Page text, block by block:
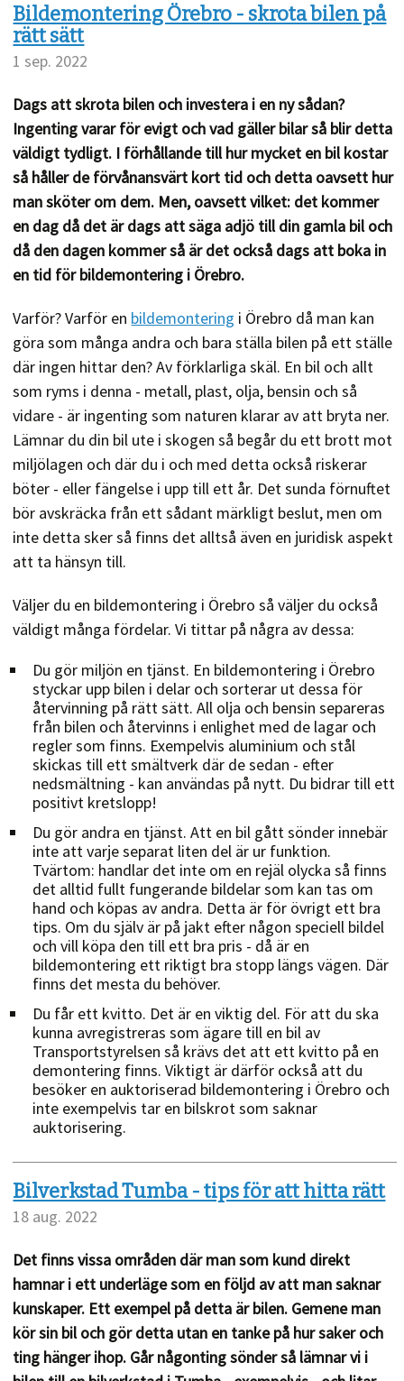
Bildemontering Örebro - skrota bilen på
rätt sätt
1 sep. 2022
Dags att skrota bilen och investera i en ny sådan?
Ingenting varar för evigt och vad gäller bilar så blir detta
väldigt tydligt. I förhållande till hur mycket en bil kostar
så håller de förvånansvärt kort tid och detta oavsett hur
man sköter om dem. Men, oavsett vilket: det kommer
en dag då det är dags att säga adjö till din gamla bil och
då den dagen kommer så är det också dags att boka in
en tid för bildemontering i Örebro.
Varför? Varför en bildemontering i Örebro då man kan
göra som många andra och bara ställa bilen på ett ställe
där ingen hittar den? Av förklarliga skäl. En bil och allt
som ryms i denna - metall, plast, olja, bensin och så
vidare - är ingenting som naturen klarar av att bryta ner.
Lämnar du din bil ute i skogen så begår du ett brott mot
miljölagen och där du i och med detta också riskerar
böter - eller fängelse i upp till ett år. Det sunda förnuftet
bör avskräcka från ett sådant märkligt beslut, men om
inte detta sker så finns det alltså även en juridisk aspekt
att ta hänsyn till.
Väljer du en bildemontering i Örebro så väljer du också
väldigt många fördelar. Vi tittar på några av dessa:
Du gör miljön en tjänst. En bildemontering i Örebro
styckar upp bilen i delar och sorterar ut dessa för
återvinning på rätt sätt. All olja och bensin separeras
från bilen och återvinns i enlighet med de lagar och
regler som finns. Exempelvis aluminium och stål
skickas till ett smältverk där de sedan - efter
nedsmältning - kan användas på nytt. Du bidrar till ett
positivt kretslopp!
Du gör andra en tjänst. Att en bil gått sönder innebär
inte att varje separat liten del är ur funktion.
Tvärtom: handlar det inte om en rejäl olycka så finns
det alltid fullt fungerande bildelar som kan tas om
hand och köpas av andra. Detta är för övrigt ett bra
tips. Om du själv är på jakt efter någon speciell bildel
och vill köpa den till ett bra pris - då är en
bildemontering ett riktigt bra stopp längs vägen. Där
finns det mesta du behöver.
Du får ett kvitto. Det är en viktig del. För att du ska
kunna avregistreras som ägare till en bil av
Transportstyrelsen så krävs det att ett kvitto på en
demontering finns. Viktigt är därför också att du
besöker en auktoriserad bildemontering i Örebro och
inte exempelvis tar en bilskrot som saknar
auktorisering.
Bilverkstad Tumba - tips för att hitta rätt
18 aug. 2022
Det finns vissa områden där man som kund direkt
hamnar i ett underläge som en följd av att man saknar
kunskaper. Ett exempel på detta är bilen. Gemene man
kör sin bil och gör detta utan en tanke på hur saker och
ting hänger ihop. Går någonting sönder så lämnar vi i